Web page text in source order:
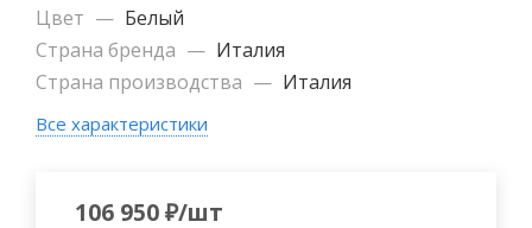
Цвет — Белый
Страна бренда — Италия
Страна производства — Италия
Все характеристики
106 950₽/шт